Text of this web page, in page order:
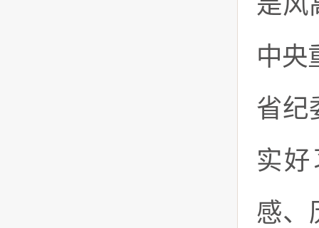
中央
省纪
实
感、